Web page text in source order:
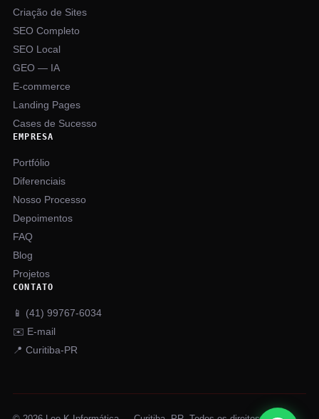
Criação de Sites
SEO Completo
SEO Local
GEO — IA
E-commerce
Landing Pages
Cases de Sucesso
EMPRESA
Portfólio
Diferenciais
Nosso Processo
Depoimentos
FAQ
Blog
Projetos
CONTATO
📱 (41) 99767-6034
✉️ E-mail
📍 Curitiba-PR